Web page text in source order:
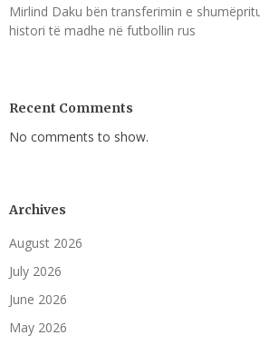
Mirlind Daku bën transferimin e
histori të madhe në futbollin rus
Recent Comments
No comments to show.
Archives
August 2026
July 2026
June 2026
May 2026